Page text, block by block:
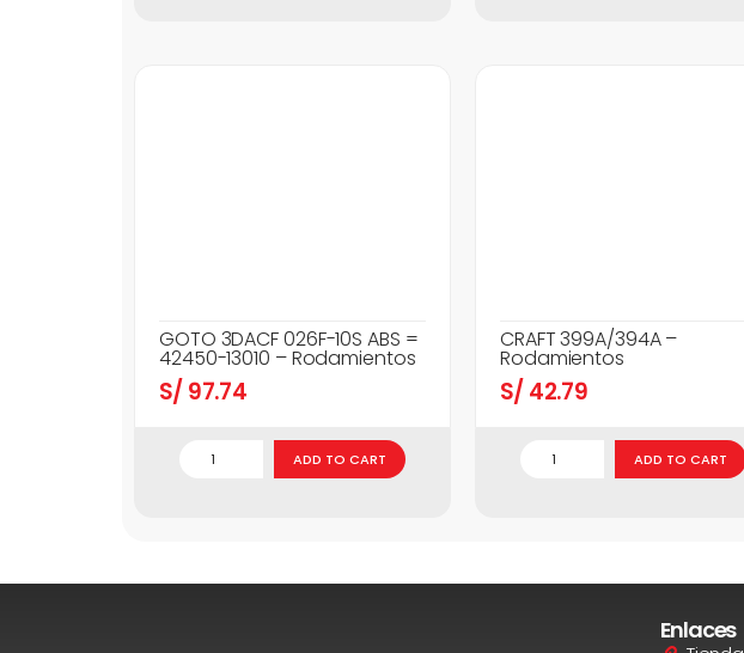
GOTO 3DACF 026F-10S ABS =
42450-13010 – Rodamientos
S/ 97.74
ADD TO CART
CRAFT 399A/394A –
Rodamientos
S/ 42.79
ADD TO CART
Enlaces